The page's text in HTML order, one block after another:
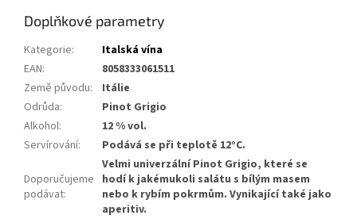
Doplňkové parametry
Kategorie:
Italská vína
EAN:
8058333061511
Země původu:
Itálie
Odrůda:
Pinot Grigio
Alkohol:
12 % vol.
Servírování: Podává se při teplotě 12°C.
Doporučujeme
podávat:
Velmi univerzální Pinot Grigio, které se
hodí k jakémukoli salátu s bílým masem
nebo k rybím pokrmům. Vynikající také jako
aperitiv.